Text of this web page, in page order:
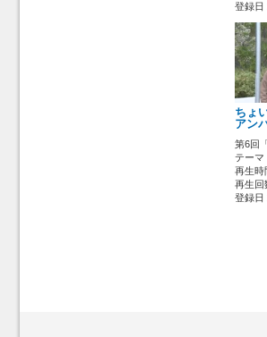
登録日
ちょ
アン
第6回
テー
再生時
再生回
登録日